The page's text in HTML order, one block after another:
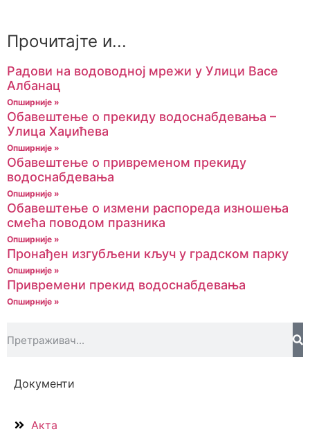
Прочитајте и...
Радови на водоводној мрежи у Улици Васе
Албанац
Опширније »
Обавештење о прекиду водоснабдевања –
Улица Хаџићева
Опширније »
Обавештење о привременом прекиду
водоснабдевања
Опширније »
Обавештење о измени распореда изношења
смећа поводом празника
Опширније »
Пронађен изгубљени кључ у градском парку
Опширније »
Привремени прекид водоснабдевања
Опширније »
Документи
Акта